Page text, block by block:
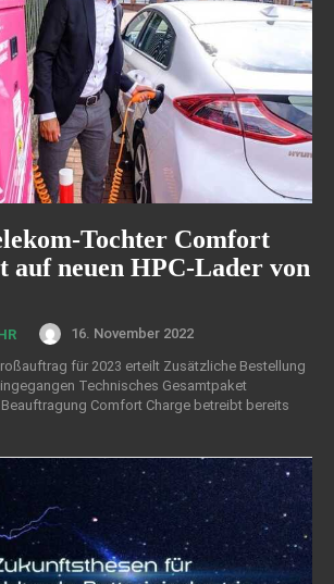
Tochter Comfort
auf neuen HPC-Lader von
16. November 2022
Gesamtpaket
Charge betreibt bereits